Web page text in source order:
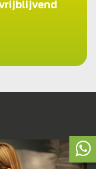
vrijblijvend